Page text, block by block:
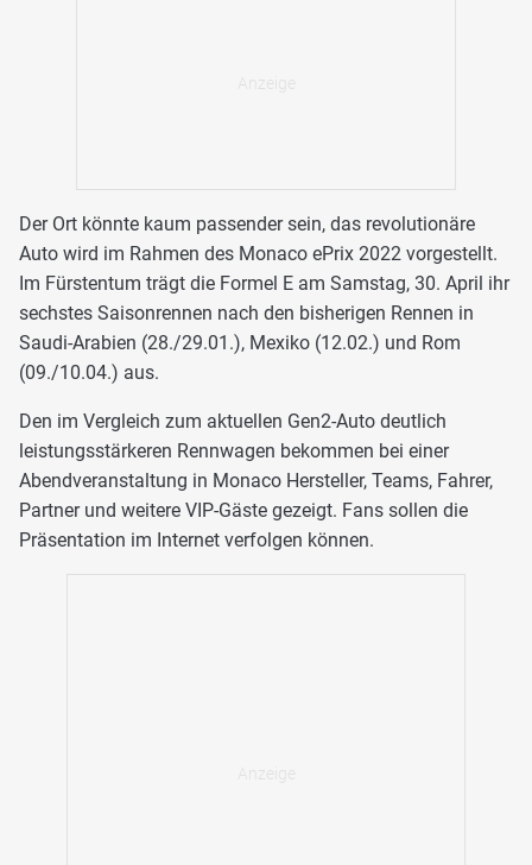
Der Ort könnte kaum passender sein, das revolutionäre
Auto wird im Rahmen des Monaco ePrix 2022 vorgestellt.
Im Fürstentum trägt die Formel E am Samstag, 30. April ihr
sechstes Saisonrennen nach den bisherigen Rennen in
Saudi-Arabien (28./29.01.), Mexiko (12.02.) und Rom
(09./10.04.) aus.
Den im Vergleich zum aktuellen Gen2-Auto deutlich
leistungsstärkeren Rennwagen bekommen bei einer
Abendveranstaltung in Monaco Hersteller, Teams, Fahrer,
Partner und weitere VIP-Gäste gezeigt. Fans sollen die
Präsentation im Internet verfolgen können.